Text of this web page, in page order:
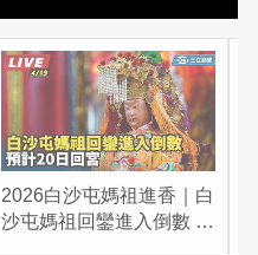
2026白沙屯媽祖進香｜白
沙屯媽祖回鑾進入倒數 預